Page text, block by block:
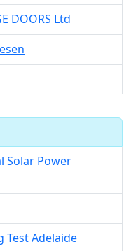
DOORS Ltd
Solar Power
Test Adelaide